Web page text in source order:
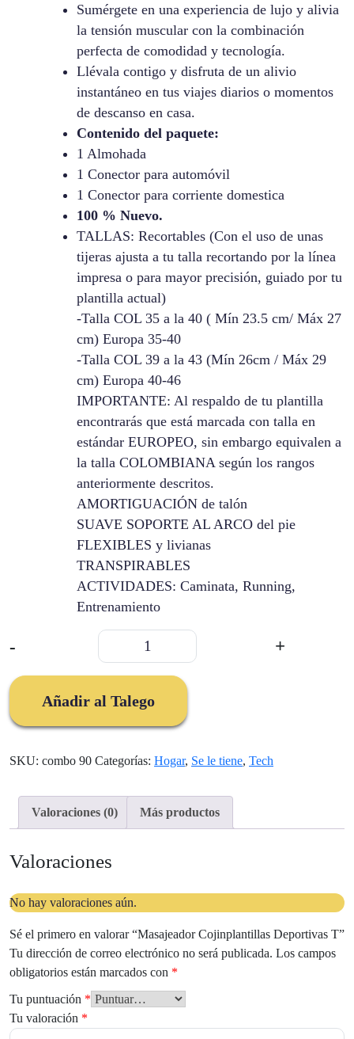
Sumérgete en una experiencia de lujo y alivia
la tensión muscular con la combinación
perfecta de comodidad y tecnología.
Llévala contigo y disfruta de un alivio
instantáneo en tus viajes diarios o momentos
de descanso en casa.
Contenido del paquete:
1 Almohada
1 Conector para automóvil
1 Conector para corriente domestica
100 % Nuevo.
TALLAS: Recortables (Con el uso de unas
tijeras ajusta a tu talla recortando por la línea
impresa o para mayor precisión, guiado por tu
plantilla actual)
-Talla COL 35 a la 40 ( Mín 23.5 cm/ Máx 27
cm) Europa 35-40
-Talla COL 39 a la 43 (Mín 26cm / Máx 29
cm) Europa 40-46
IMPORTANTE: Al respaldo de tu plantilla
encontrarás que está marcada con talla en
estándar EUROPEO, sin embargo equivalen a
la talla COLOMBIANA según los rangos
anteriormente descritos.
AMORTIGUACIÓN de talón
SUAVE SOPORTE AL ARCO del pie
FLEXIBLES y livianas
TRANSPIRABLES
ACTIVIDADES: Caminata, Running,
Entrenamiento
-
Masajeador
Cojinplantillas
Deportivas
cantidad
+
Añadir al Talego
SKU: combo 90 Categorías: Hogar, Se le tiene, Tech
Valoraciones (0) Más productos
Valoraciones
No hay valoraciones aún.
Sé el primero en valorar “Masajeador Cojinplantillas Deportivas T”
Tu dirección de correo electrónico no será publicada. Los campos
obligatorios están marcados con *
Tu puntuación *
Tu valoración *